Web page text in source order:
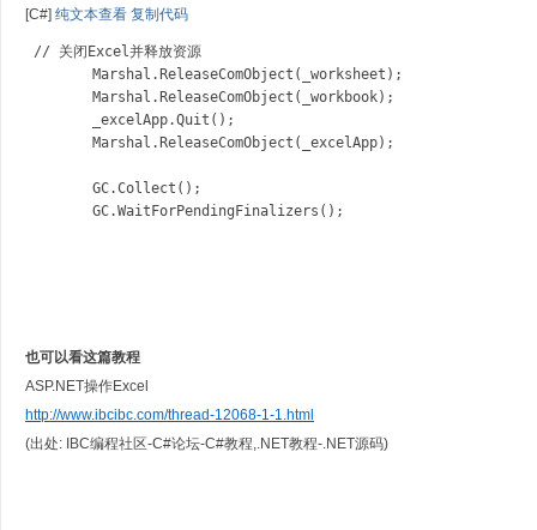
[C#] 纯文本查看 复制代码
// 关闭Excel并释放资源
        Marshal.ReleaseComObject(_worksheet);
        Marshal.ReleaseComObject(_workbook);
        _excelApp.Quit();
        Marshal.ReleaseComObject(_excelApp);
        GC.Collect();
        GC.WaitForPendingFinalizers();
也可以看这篇教程
ASP.NET操作Excel
http://www.ibcibc.com/thread-12068-1-1.html
(出处: IBC编程社区-C#论坛-C#教程,.NET教程-.NET源码)